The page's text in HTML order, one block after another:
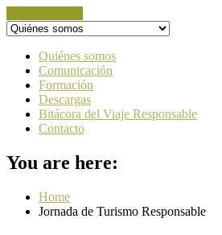
Quiénes somos
Comunicación
Formación
Descargas
Bitácora del Viaje Responsable
Contacto
You are here:
Home
Jornada de Turismo Responsable